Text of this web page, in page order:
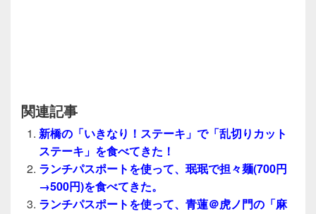
関連記事
新橋の「いきなり！ステーキ」で「乱切りカット
ステーキ」を食べてきた！
ランチパスポートを使って、珉珉で担々麺(700円
→500円)を食べてきた。
ランチパスポートを使って、青蓮＠虎ノ門の「麻